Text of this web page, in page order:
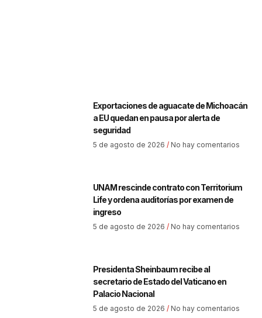
Exportaciones de aguacate de Michoacán
a EU quedan en pausa por alerta de
seguridad
5 de agosto de 2026 No hay comentarios
UNAM rescinde contrato con Territorium
Life y ordena auditorías por examen de
ingreso
5 de agosto de 2026 No hay comentarios
Presidenta Sheinbaum recibe al
secretario de Estado del Vaticano en
Palacio Nacional
5 de agosto de 2026 No hay comentarios